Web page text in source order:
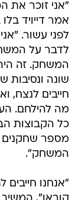
"אני זוכר את
אמר דייויד
לפני עשור.
לדבר על
שונה ונסיבות
חייבים לנצח,
מה להילחם.
כל הקבוצות
מספר שחקנים
המשחק".
"אנחנו